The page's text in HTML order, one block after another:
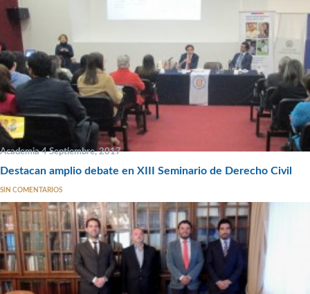
Academia 4 Septiembre, 2017
Destacan amplio debate en XIII Seminario de Derecho Civil
SIN COMENTARIOS